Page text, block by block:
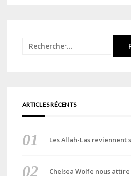
Rechercher :
ARTICLES RÉCENTS
Les Allah-Las reviennent
Chelsea Wolfe nous